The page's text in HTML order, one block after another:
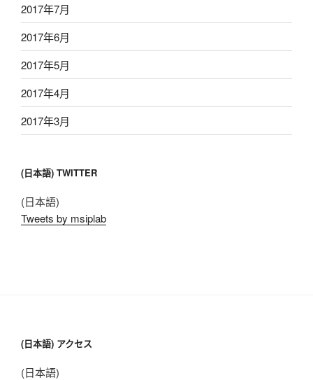
2017年7月
2017年6月
2017年5月
2017年4月
2017年3月
(日本語) TWITTER
(日本語)
Tweets by msiplab
(日本語) アクセス
(日本語)